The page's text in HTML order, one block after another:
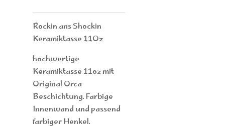
Rockin ans Shockin
Keramiktasse 11Oz
hochwertige
Keramiktasse 11oz mit
Original Orca
Beschichtung. Farbige
Innenwand und passend
farbiger Henkel.